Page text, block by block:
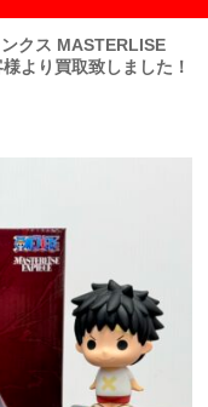
クス MASTERLISE
より買取致しました！